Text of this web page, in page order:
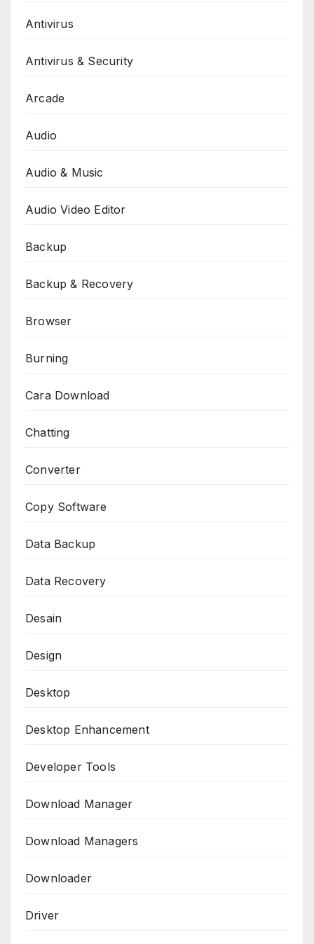
Antivirus
Antivirus & Security
Arcade
Audio
Audio & Music
Audio Video Editor
Backup
Backup & Recovery
Browser
Burning
Cara Download
Chatting
Converter
Copy Software
Data Backup
Data Recovery
Desain
Design
Desktop
Desktop Enhancement
Developer Tools
Download Manager
Download Managers
Downloader
Driver